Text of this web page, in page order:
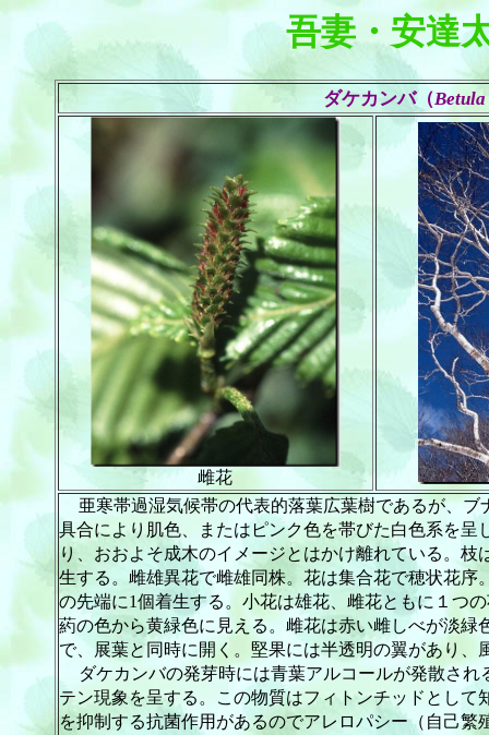
吾妻・安達
ダケカンバ（
雌花
亜寒帯過湿気候帯の代表的落葉広葉樹であるが、
具合により肌色、またはピンク色を帯びた白色系を
り、おおよそ成木のイメージとはかけ離れている。
生する。雌雄異花で雌雄同株。花は集合花で穂状花
の先端に1個着生する。小花は雄花、雌花ともに１つ
葯の色から黄緑色に見える。雌花は赤い雌しべが淡
で、展葉と同時に開く。堅果には半透明の翼があり、
ダケカンバの発芽時には青葉アルコールが発散さ
テン現象を呈する。この物質はフィトンチッドとし
を抑制する抗菌作用があるのでアレロパシー（自己